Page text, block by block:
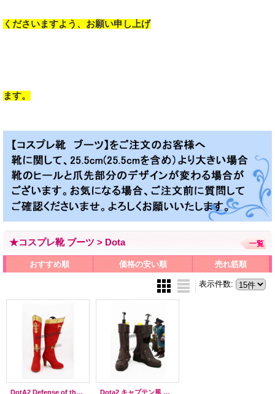
くださいますよう、お願い申し上げ
ます。
★コスプレ靴 ブーツ > Dota 一覧
おすすめ順 価格の安い順 売れ筋順
表示件数:
DotA2 Defense of the Ancients リナ＝インバース風 Lina Inverse 魔道士 コスプレ靴 ブーツ Dota2 キャプテン風 コスプレ靴 ブーツ